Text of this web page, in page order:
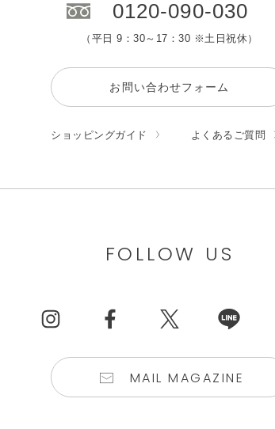
0120-090-030
（平日 9：30～17：30 ※土日祝休）
お問い合わせフォーム
ショッピングガイド よくあるご質問
FOLLOW US
MAIL MAGAZINE